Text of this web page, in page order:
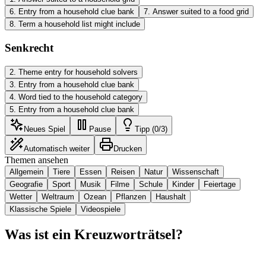
6. Entry from a household clue bank 7. Answer suited to a food grid
8. Term a household list might include
Senkrecht
2 Theme entry for household solvers
3 Entry from a household clue bank
4 Word tied to the household category
5 Entry from a household clue bank
Neues Spiel Pause Tipp (0/3)
Automatisch weiter Drucken
Themen ansehen
Allgemein Tiere Essen Reisen Natur
Wissenschaft
Geografie
Sport Musik Filme Schule Kinder
Feiertage
Wetter
Weltraum Ozean Pflanzen
Haushalt
Klassische Spiele
Videospiele
Was ist ein Kreuzworträtsel?